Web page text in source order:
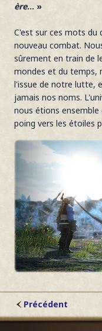
ère... »
C'est sur ces mots du
nouveau combat.
sûrement en train de
mondes et du temps,
l'issue de notre lutte,
jamais nos noms.
nous étions
poing vers les étoiles
Précédent